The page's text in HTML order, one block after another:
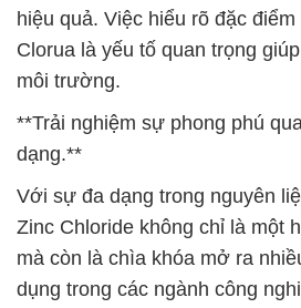
hiệu quả. Việc hiểu rõ đặc
Clorua là yếu tố quan trọng
môi trường.
**Trải nghiệm sự phong phú
dạng.**
Với sự đa dạng trong nguyên
Zinc Chloride không chỉ là một
mà còn là chìa khóa mở ra
dụng trong các ngành công